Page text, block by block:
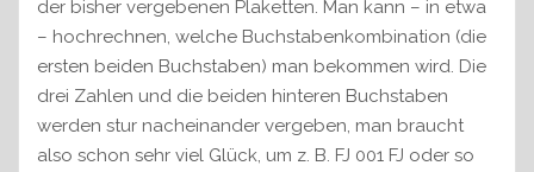
der bisher vergebenen Plaketten. Man kann – in etwa
– hochrechnen, welche Buchstabenkombination (die
ersten beiden Buchstaben) man bekommen wird. Die
drei Zahlen und die beiden hinteren Buchstaben
werden stur nacheinander vergeben, man braucht
also schon sehr viel Glück, um z. B. FJ 001 FJ oder so